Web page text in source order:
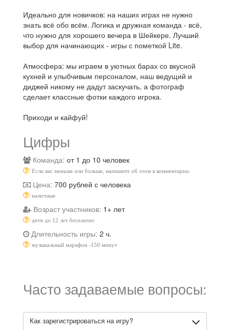
Идеально для новичков: на наших играх не нужно
знать всё обо всём. Логика и дружная команда - всё,
что нужно для хорошего вечера в Шейкере. Лучший
выбор для начинающих - игры с пометкой Lite.
Атмосфера: мы играем в уютных барах со вкусной
кухней и улыбчивым персоналом, наш ведущий и
диджей никому не дадут заскучать, а фотограф
сделает классные фотки каждого игрока.
Приходи и кайфуй!
Цифры
Команда: от 1 до 10 человек
Если вас меньше или больше, напишите об этом в комментарии.
Цена: 700 рублей с человека
наличные
Возраст участников: 1+ лет
дети до 12 лет бесплатно
Длительность игры: 2 ч.
музыкальный марафон -150 минут
Часто задаваемые вопросы:
Как зарегистрироваться на игру?